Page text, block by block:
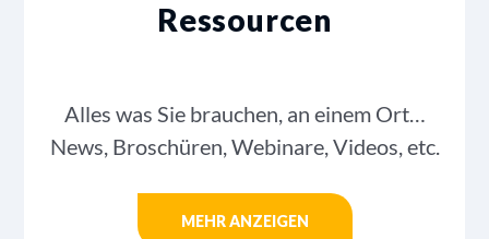
Ressourcen
Alles was Sie brauchen, an einem Ort…
News, Broschüren, Webinare, Videos, etc.
MEHR ANZEIGEN